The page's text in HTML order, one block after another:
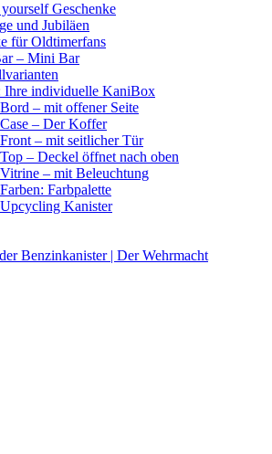
Geschenke
und Jubiläen
für Oldtimerfans
– Mini Bar
Ihre individuelle KaniBox
– mit offener Seite
– Der Koffer
– mit seitlicher Tür
– Deckel öffnet nach oben
– mit Beleuchtung
Farbpalette
Kanister
Benzinkanister | Der Wehrmacht